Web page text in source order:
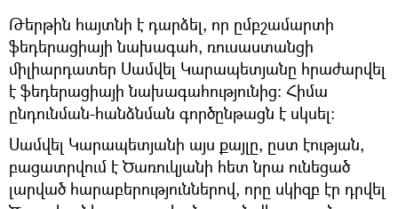
Թերթին հայտնի է դարձել, որ ըմբշամարտի
ֆեդերացիայի նախագահ, ռուսաստանցի
միլիարդատեր Սամվել Կարապետյանը հրաժարվել
է ֆեդերացիայի նախագահությունից։ Հիմա
ընդունման-հանձնման գործընթացն է սկսել։
Սամվել Կարապետյանի այս քայլը, ըստ էության,
բացատրվում է Ծառուկյանի հետ նրա ունեցած
լարված հարաբերություններով, որը սկիզբ էր դրվել